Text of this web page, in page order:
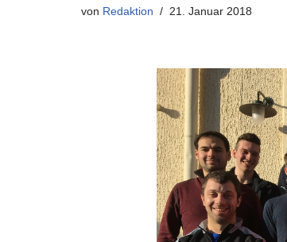
von Redaktion 21. Januar 2018